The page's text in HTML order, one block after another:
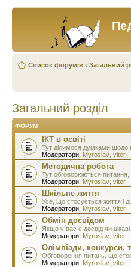
Список форумів ‹ Загальний
Загальний розділ
ФОРУМ
ІКТ в освіті
Тут ділимося думками щодо
Модератори: Myroslav viter
Методична робота
Тут обговорюються
Модератори: Myroslav viter
Шкільне життя
Усе, що стосується життя і
Модератори: Myroslav viter
Обмін досвідом
Якщо у вас є досвід чи
Модератори: Myroslav viter
Олімпіади, конкурси,
Обговорення питань, що
Модератори: Myroslav viter